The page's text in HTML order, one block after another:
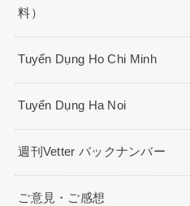
料）
Tuyển Dụng Ho Chi Minh
Tuyển Dụng Ha Noi
週刊Vetter バックナンバー
ご意見・ご感想